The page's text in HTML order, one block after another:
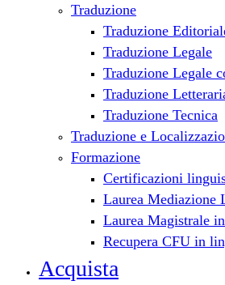
Traduzione
Traduzione
Traduzione Legale
Traduzione Legale
Traduzione
Traduzione Tecnica
Traduzione e
Formazione
Certificazioni
Laurea Mediazione
Laurea Magistrale
Recupera CFU in
Acquista